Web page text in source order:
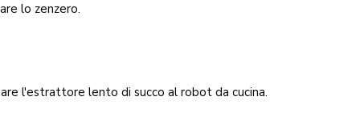
lo zenzero.
l'estrattore lento di succo al robot da cucina.